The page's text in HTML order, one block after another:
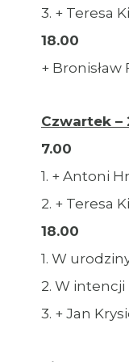
3. + Teresa
18.00
+ Bronisław
Czwartek –
7.00
1. + Antoni
2. + Teresa
18.00
1. W
2. W
3. + Jan